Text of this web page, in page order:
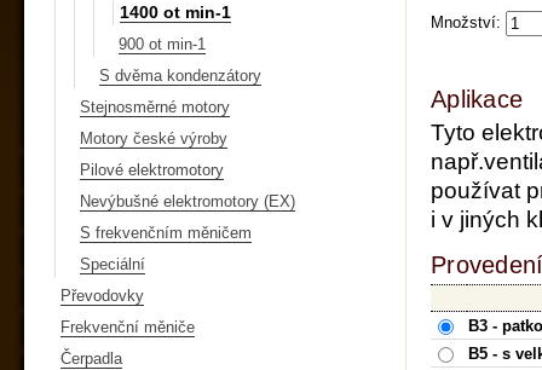
1400 ot min-1
900 ot min-1
S dvěma kondenzátory
Stejnosměrné motory
Motory české výroby
Pilové elektromotory
Nevýbušné elektromotory (EX)
S frekvenčním měničem
Speciální
Převodovky
Frekvenční měniče
Čerpadla
Množství:
Aplikace
Tyto
používat
i v jiných
B3 -
B5 - s